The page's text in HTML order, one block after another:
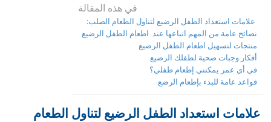
في هذه المقالة
علامات استعداد الطفل الرضيع لتناول الطعام الصلب:
نصائح عامة من المهم اتباعها عند اطعام الطفل الرضيع
منتجات لتسهيل اطعام الطفل الرضيع
أفكار وجبات صحية لطفلك الرضيع
في أي عمر يمكنني إطعام طفلي؟
قواعد عامة للبدء بإطعام الرضع
علامات استعداد الطفل الرضيع لتناول الطعام